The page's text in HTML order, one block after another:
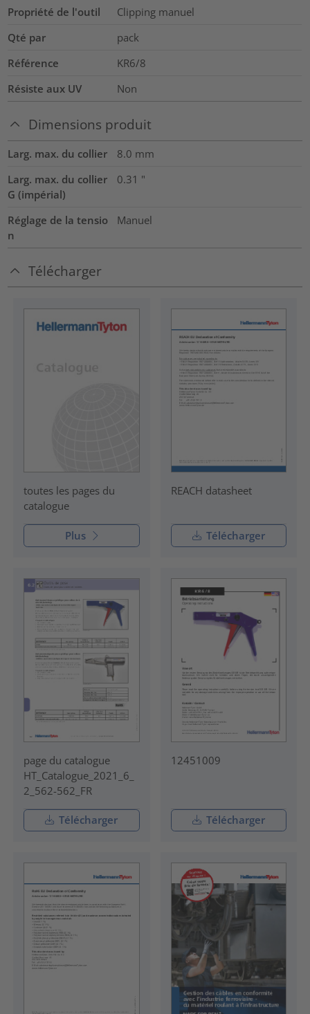
Propriété de l'outil
Clipping manuel
Qté par
pack
Référence
KR6/8
Résiste aux UV
Non
Dimensions produit
Larg. max. du collier 8.0 mm
Larg. max. du collier
G (impérial)
0.31 "
Réglage de la tensio
n
Manuel
Télécharger
toutes les pages du
catalogue
Plus
REACH datasheet
Télécharger
page du catalogue
HT_Catalogue_2021_6_
2_562-562_FR
Télécharger
12451009
Télécharger